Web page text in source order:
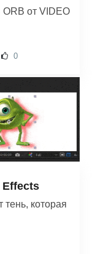
от VIDEO
0
которая